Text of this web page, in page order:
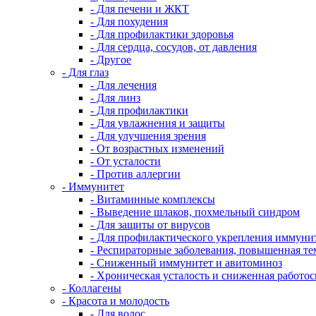
- Для печени и ЖКТ
- Для похудения
- Для профилактики здоровья
- Для сердца, сосудов, от давления
- Другое
- Для глаз
- Для лечения
- Для линз
- Для профилактики
- Для увлажнения и защиты
- Для улучшения зрения
- От возрастных изменений
- От усталости
- Против аллергии
- Иммунитет
- Витаминные комплексы
- Выведение шлаков, похмельный синдром
- Для защиты от вирусов
- Для профилактического укрепления
- Респираторные заболевания, повышенная
- Сниженный иммунитет и авитоминоз
- Хроническая усталость и сниженная
- Коллагены
- Красота и молодость
- Для волос